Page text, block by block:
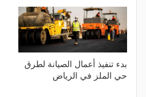
بدء تنفيذ أعمال الصيانة لطرق
حي الملز في الرياض